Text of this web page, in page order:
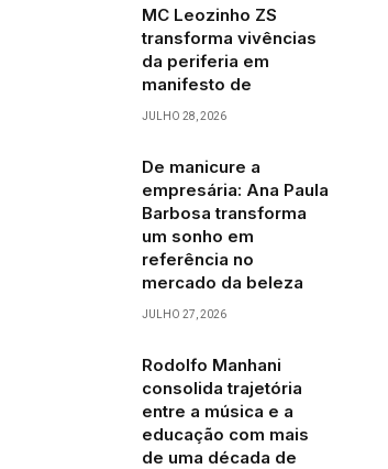
MC Leozinho ZS
transforma vivências
da periferia em
manifesto de
JULHO 28, 2026
De manicure a
empresária: Ana Paula
Barbosa transforma
um sonho em
referência no
mercado da beleza
JULHO 27, 2026
Rodolfo Manhani
consolida trajetória
entre a música e a
educação com mais
de uma década de